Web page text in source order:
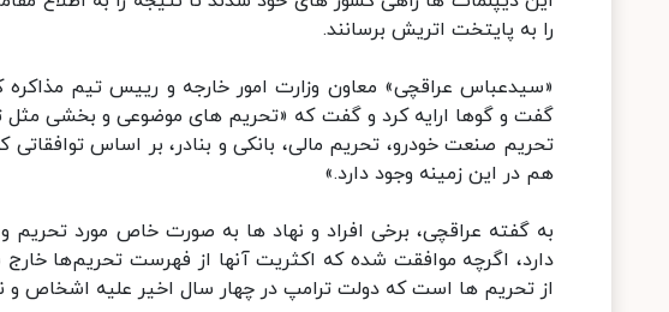
را به پایتخت اتریش برسانند.
«سیدعباس عراقچی» معاون وزارت امور خارجه و رییس تیم مذاکره
گفت‌ و گوها ارایه کرد و گفت که «تحریم‌ های موضوعی و بخشی
تحریم صنعت خودرو، تحریم مالی، بانکی و بنادر، بر اساس
هم در این زمینه وجود دارد.»
به گفته عراقچی، برخی افراد و نهاد ها به صورت خاص مورد تحریم
از تحریم ها است که دولت ترامپ در چهار سال اخیر علیه اشخاص و